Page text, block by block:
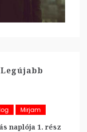
Mirjam
naplója 1. rész